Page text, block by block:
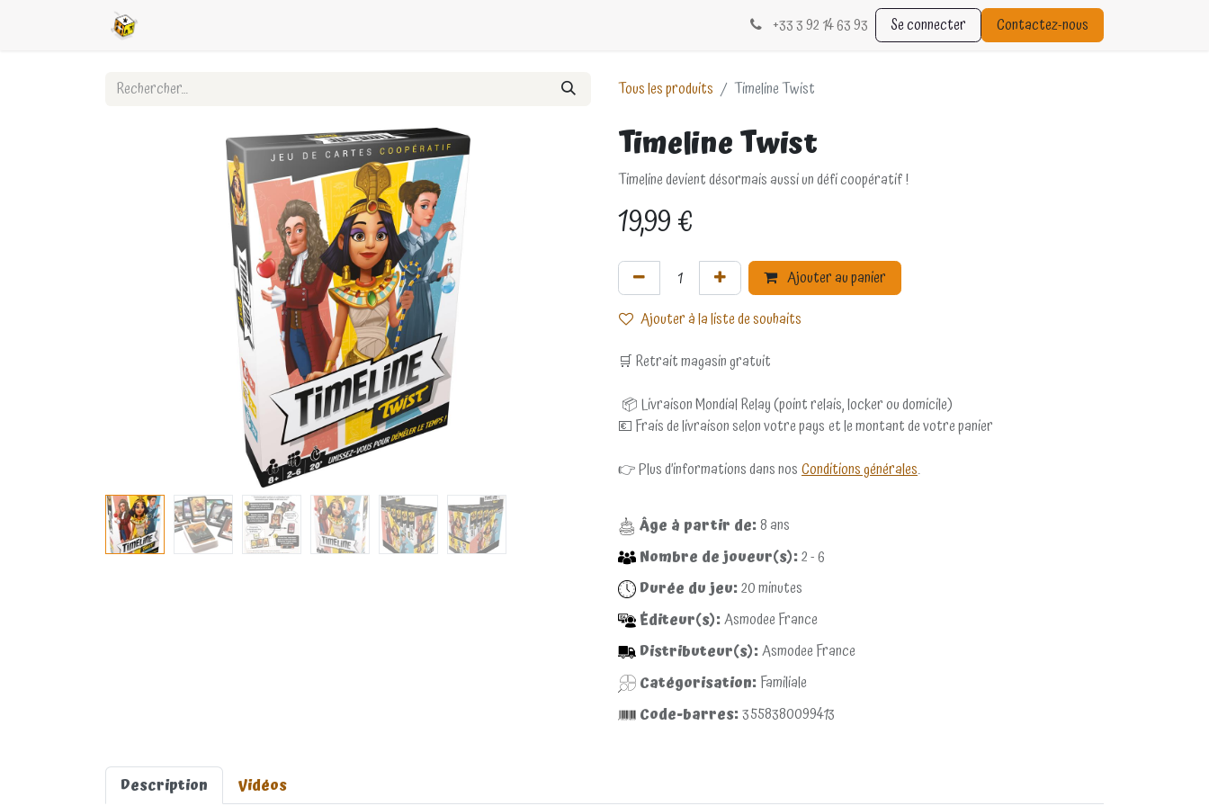
+33 3 92 14 63 93 Se connecter Contactez-nous
Tous les produits Timeline Twist
Timeline Twist
Timeline devient désormais aussi un défi coopératif !
19,99€
Ajouter au panier
Ajouter à la liste de souhaits
🛒 Retrait magasin gratuit
📦 Livraison Mondial Relay (point relais, locker ou domicile)
💶 Frais de livraison selon votre pays et le montant de votre panier
👉 Plus d’informations dans nosConditions générales.
Âge à partir de:8ans
Nombre de joueur(s):2 - 6
Durée du jeu:20minutes
Éditeur(s):Asmodee France
Distributeur(s):Asmodee France
Catégorisation:Familiale
Code-barres:3558380099413
Description Vidéos